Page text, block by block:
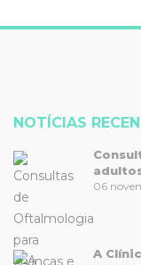
NOTÍCIAS
06
A